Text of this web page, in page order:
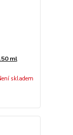
ml
skladem